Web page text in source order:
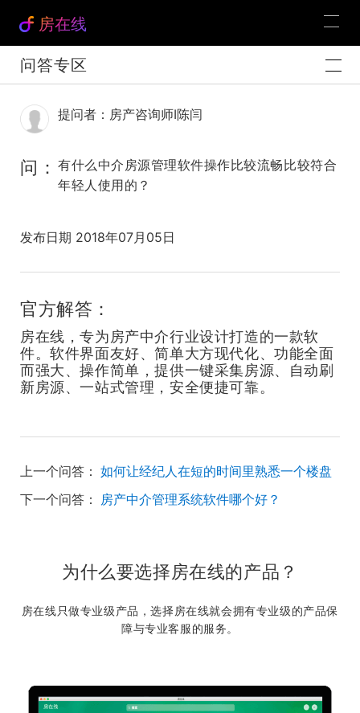
房在线
问答专区
提问者：房产咨询师I陈闫
问： 有什么中介房源管理软件操作比较流畅比较符合
年轻人使用的？
发布日期 2018年07月05日
官方解答：
房在线，专为房产中介行业设计打造的一款软
件。软件界面友好、简单大方现代化、功能全面
而强大、操作简单，提供一键采集房源、自动刷
新房源、一站式管理，安全便捷可靠。
上一个问答： 如何让经纪人在短的时间里熟悉一个楼盘
下一个问答： 房产中介管理系统软件哪个好？
为什么要选择房在线的产品？
房在线只做专业级产品，选择房在线就会拥有专业级的产品保
障与专业客服的服务。